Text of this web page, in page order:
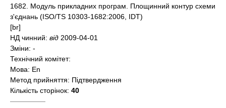
1682. Модуль прикладних програм. Площинний контур схеми
з'єднань (ISO/TS 10303-1682:2006, IDT)
[br]
НД чинний: від 2009-04-01
Зміни: -
Технічний комітет:
Мова: En
Метод прийняття: Підтвердження
Кількість сторінок: 40
—————